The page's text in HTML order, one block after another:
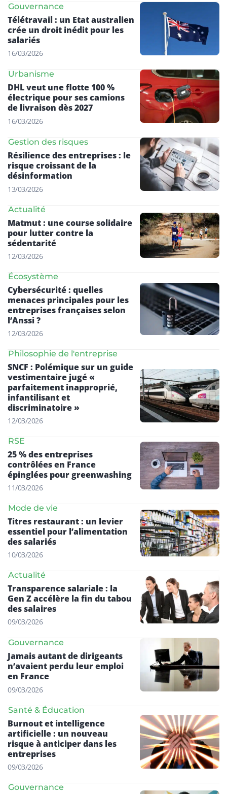
Gouvernance
Télétravail : un Etat australien
crée un droit inédit pour les
salariés
16/03/2026
Urbanisme
DHL veut une flotte 100 %
électrique pour ses camions
de livraison dès 2027
16/03/2026
Gestion des risques
Résilience des entreprises : le
risque croissant de la
désinformation
13/03/2026
Actualité
Matmut : une course solidaire
pour lutter contre la
sédentarité
12/03/2026
Écosystème
Cybersécurité : quelles
menaces principales pour les
entreprises françaises selon
l’Anssi ?
12/03/2026
Philosophie de l'entreprise
SNCF : Polémique sur un guide
vestimentaire jugé «
parfaitement inapproprié,
infantilisant et
discriminatoire »
12/03/2026
RSE
25 % des entreprises
contrôlées en France
épinglées pour greenwashing
11/03/2026
Mode de vie
Titres restaurant : un levier
essentiel pour l’alimentation
des salariés
10/03/2026
Actualité
Transparence salariale : la
Gen Z accélère la fin du tabou
des salaires
09/03/2026
Gouvernance
Jamais autant de dirigeants
n’avaient perdu leur emploi
en France
09/03/2026
Santé & Éducation
Burnout et intelligence
artificielle : un nouveau
risque à anticiper dans les
entreprises
09/03/2026
Gouvernance